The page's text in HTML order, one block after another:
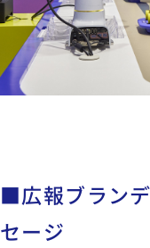
■広報ブラン
セージ